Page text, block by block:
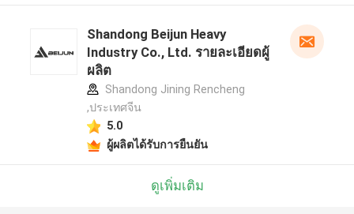
Shandong Beijun Heavy
Industry Co., Ltd. รายละเอียดผู้
ผลิต
Shandong Jining Rencheng
,ประเทศจีน
5.0
ผู้ผลิตได้รับการยืนยัน
ดูเพิ่มเติม